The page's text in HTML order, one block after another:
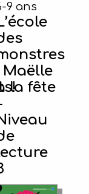
9 ans
Maëlle
la fête